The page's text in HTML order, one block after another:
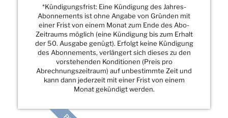
*Kündigungsfrist: Eine Kündigung des Jahres-
Abonnements ist ohne Angabe von Gründen mit
einer Frist von einem Monat zum Ende des Abo-
Zeitraums möglich (eine Kündigung bis zum Erhalt
der 50. Ausgabe genügt). Erfolgt keine Kündigung
des Abonnements, verlängert sich dieses zu den
vorstehenden Konditionen (Preis pro
Abrechnungszeitraum) auf unbestimmte Zeit und
kann dann jederzeit mit einer Frist von einem
Monat gekündigt werden.